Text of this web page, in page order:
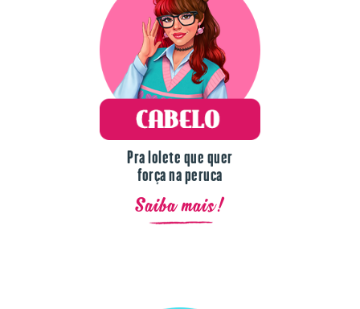
Pra lolete que quer
força na peruca
Saiba mais!